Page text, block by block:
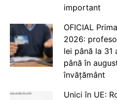
important
OFICIAL
2026:
lei până la
până în
învățământ
Unici în UE: